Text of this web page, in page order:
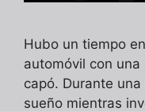
Hubo un tiempo
automóvil con
capó. Durante
sueño mientras